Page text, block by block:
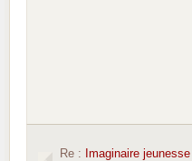
Re : Imaginaire jeunesse